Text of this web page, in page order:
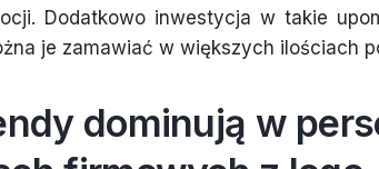
Dodatkowo inwestycja w takie
je zamawiać w większych ilościach
dominują w